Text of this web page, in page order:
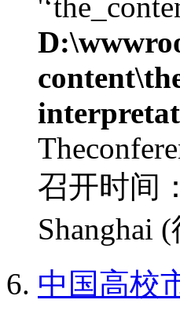
召开时间
Shanghai
中国高校